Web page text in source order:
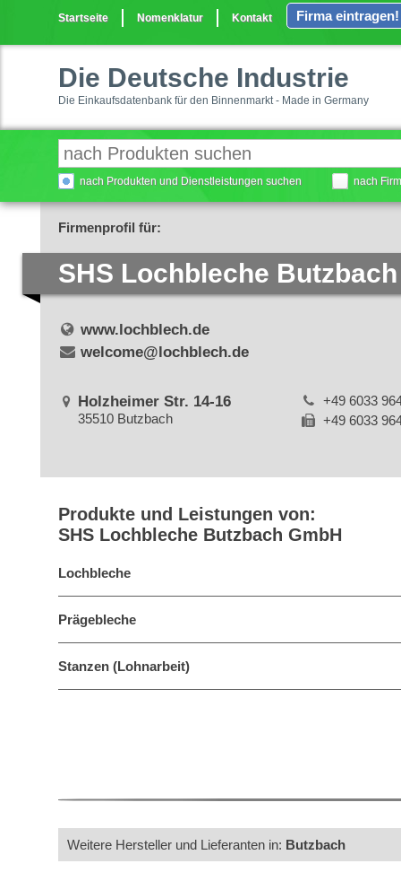
Startseite Nomenklatur Kontakt Firma eintragen!
Die Deutsche Industrie
Die Einkaufsdatenbank für den Binnenmarkt - Made in Germany
nach Produkten und Dienstleistungen suchen nach
Firmenprofil für:
SHS Lochbleche
www.lochblech.de
welcome@lochblech.de
Holzheimer Str. 14-16
35510 Butzbach
+49 6033
+49 6033
Produkte und Leistungen von:
SHS Lochbleche Butzbach GmbH
Lochbleche
Prägebleche
Stanzen (Lohnarbeit)
Weitere Hersteller und Lieferanten in: Butzbach